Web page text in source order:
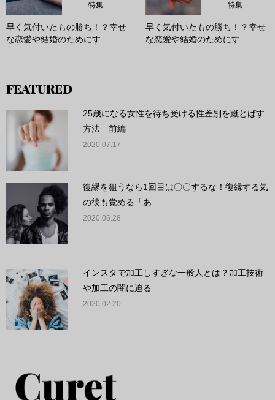
特集
早く気付いたもの勝ち！？幸せ
な恋愛や結婚のためにす...
特集
早く気付いたもの勝ち！？幸せ
な恋愛や結婚のためにす...
FEATURED
25歳になる女性を待ち受ける性差別を蹴とばす
方法 前編
2020.07.17
復縁を狙うなら1回目は〇〇するな！復縁する気
の彼も覚める「あ...
2020.06.28
インスタで加工しすぎな一般人とは？加工技術
や加工の闇に迫る
2020.02.20